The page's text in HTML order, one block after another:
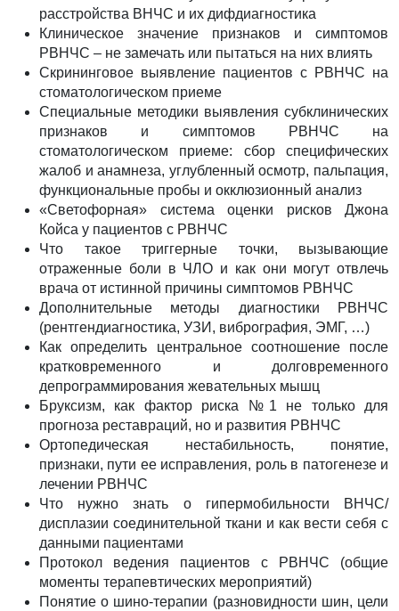
расстройства ВНЧС и их дифдиагностика
Клиническое значение признаков и симптомов
РВНЧС – не замечать или пытаться на них влиять
Скрининговое выявление пациентов с РВНЧС на
стоматологическом приеме
Специальные методики выявления субклинических
признаков и симптомов РВНЧС на
стоматологическом приеме: сбор специфических
жалоб и анамнеза, углубленный осмотр, пальпация,
функциональные пробы и окклюзионный анализ
«Светофорная» система оценки рисков Джона
Койса у пациентов с РВНЧС
Что такое триггерные точки, вызывающие
отраженные боли в ЧЛО и как они могут отвлечь
врача от истинной причины симптомов РВНЧС
Дополнительные методы диагностики РВНЧС
(рентгендиагностика, УЗИ, вибрография, ЭМГ, …)
Как определить центральное соотношение после
кратковременного и долговременного
депрограммирования жевательных мышц
Бруксизм, как фактор риска №1 не только для
прогноза реставраций, но и развития РВНЧС
Ортопедическая нестабильность, понятие,
признаки, пути ее исправления, роль в патогенезе и
лечении РВНЧС
Что нужно знать о гипермобильности ВНЧС/
дисплазии соединительной ткани и как вести себя с
данными пациентами
Протокол ведения пациентов с РВНЧС (общие
моменты терапевтических мероприятий)
Понятие о шино-терапии (разновидности шин, цели